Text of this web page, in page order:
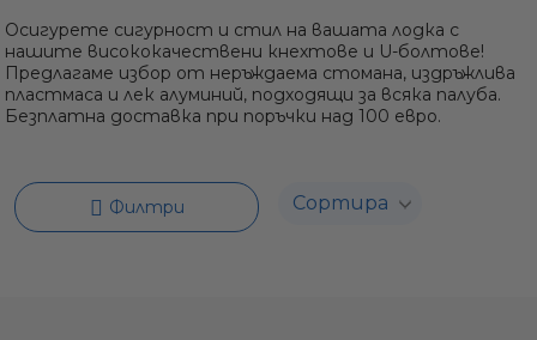
Осигурете сигурност и стил на вашата лодка с
нашите висококачествени кнехтове и U-болтове!
Предлагаме избор от неръждаема стомана, издръжлива
пластмаса и лек алуминий, подходящи за всяка палуба.
Безплатна доставка при поръчки над 100 евро.
Филтри